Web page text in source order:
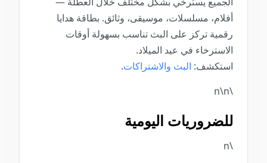
أفلام، مسلسلات، موسيقى، وثائق. بطاقة هدايا
رقمية تركز على البث تناسب بسهولة أوقات
الاسترخاء في عيد الميلاد.
استكشف:البث والاشتراكات.
للضروريات اليومية